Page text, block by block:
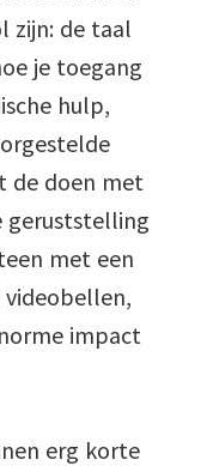
zijn: de taal
je toegang
hulp,
de doen met
geruststelling
met een
impact
erg korte